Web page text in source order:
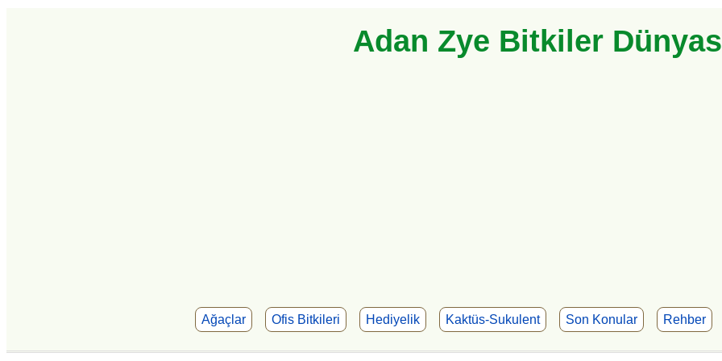
Adan Zye Bitkiler
Ağaçlar Ofis Bitkileri Hediyelik Kaktüs-Sukulent Son Konular Rehber